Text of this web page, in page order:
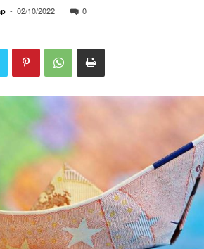
- 02/10/2022 0